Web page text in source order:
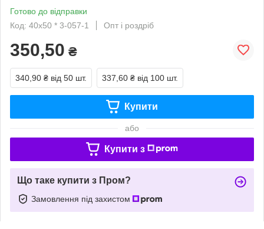
Готово до відправки
Код: 40х50 * 3-057-1
Опт і роздріб
350,50 ₴
340,90 ₴ від 50 шт. 337,60 ₴ від 100 шт.
Купити
або
Купити з
Що таке купити з Пром?
Замовлення під захистом